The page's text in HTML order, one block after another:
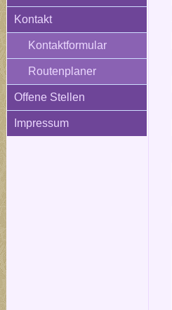
Kontakt
Kontaktformular
Routenplaner
Offene Stellen
Impressum